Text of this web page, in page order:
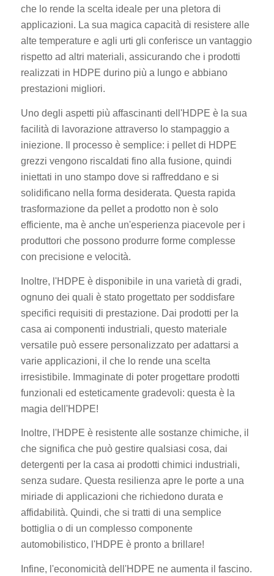
che lo rende la scelta ideale per una pletora di
applicazioni. La sua magica capacità di resistere alle
alte temperature e agli urti gli conferisce un vantaggio
rispetto ad altri materiali, assicurando che i prodotti
realizzati in HDPE durino più a lungo e abbiano
prestazioni migliori.
Uno degli aspetti più affascinanti dell'HDPE è la sua
facilità di lavorazione attraverso lo stampaggio a
iniezione. Il processo è semplice: i pellet di HDPE
grezzi vengono riscaldati fino alla fusione, quindi
iniettati in uno stampo dove si raffreddano e si
solidificano nella forma desiderata. Questa rapida
trasformazione da pellet a prodotto non è solo
efficiente, ma è anche un'esperienza piacevole per i
produttori che possono produrre forme complesse
con precisione e velocità.
Inoltre, l'HDPE è disponibile in una varietà di gradi,
ognuno dei quali è stato progettato per soddisfare
specifici requisiti di prestazione. Dai prodotti per la
casa ai componenti industriali, questo materiale
versatile può essere personalizzato per adattarsi a
varie applicazioni, il che lo rende una scelta
irresistibile. Immaginate di poter progettare prodotti
funzionali ed esteticamente gradevoli: questa è la
magia dell'HDPE!
Inoltre, l'HDPE è resistente alle sostanze chimiche, il
che significa che può gestire qualsiasi cosa, dai
detergenti per la casa ai prodotti chimici industriali,
senza sudare. Questa resilienza apre le porte a una
miriade di applicazioni che richiedono durata e
affidabilità. Quindi, che si tratti di una semplice
bottiglia o di un complesso componente
automobilistico, l'HDPE è pronto a brillare!
Infine, l'economicità dell'HDPE ne aumenta il fascino.